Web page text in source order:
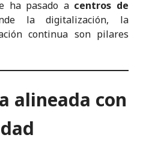
ha pasado a centros de
la digitalización, la
continua son pilares
alineada con